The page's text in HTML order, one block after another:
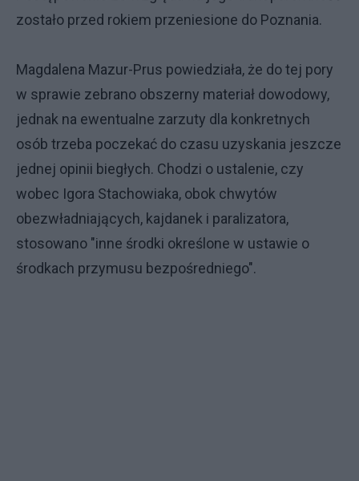
zostało przed rokiem przeniesione do Poznania.
Magdalena Mazur-Prus powiedziała, że do tej pory
w sprawie zebrano obszerny materiał dowodowy,
jednak na ewentualne zarzuty dla konkretnych
osób trzeba poczekać do czasu uzyskania jeszcze
jednej opinii biegłych. Chodzi o ustalenie, czy
wobec Igora Stachowiaka, obok chwytów
obezwładniających, kajdanek i paralizatora,
stosowano "inne środki określone w ustawie o
środkach przymusu bezpośredniego".